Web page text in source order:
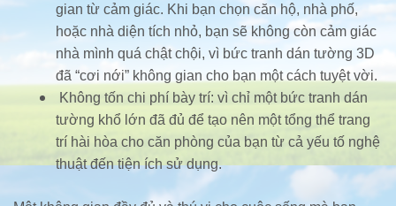
gian từ cảm giác. Khi bạn chọn căn hộ, nhà phố,
hoặc nhà diện tích nhỏ, bạn sẽ không còn cảm giác
nhà mình quá chật chội, vì bức tranh dán tường 3D
đã “cơi nới” không gian cho bạn một cách tuyệt vời.
Không tốn chi phí bày trí: vì chỉ một bức tranh dán
tường khổ lớn đã đủ để tạo nên một tổng thể trang
trí hài hòa cho căn phòng của bạn từ cả yếu tố nghệ
thuật đến tiện ích sử dụng.